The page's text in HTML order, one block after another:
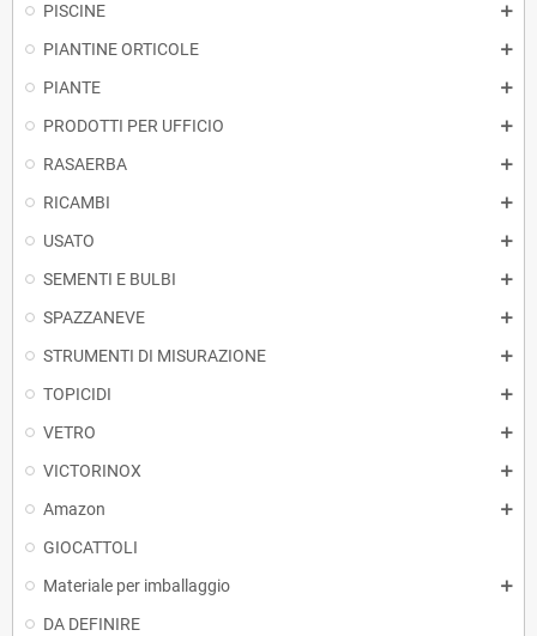
PISCINE
PIANTINE ORTICOLE
PIANTE
PRODOTTI PER UFFICIO
RASAERBA
RICAMBI
USATO
SEMENTI E BULBI
SPAZZANEVE
STRUMENTI DI MISURAZIONE
TOPICIDI
VETRO
VICTORINOX
Amazon
GIOCATTOLI
Materiale per imballaggio
DA DEFINIRE